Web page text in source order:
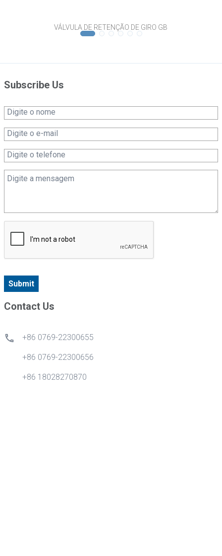
VÁLVULA DE RETENÇÃO DE GIRO GB
Contact Us
+86 0769-22300655
+86 0769-22300656
+86 18028270870
Subscribe Us
Submit